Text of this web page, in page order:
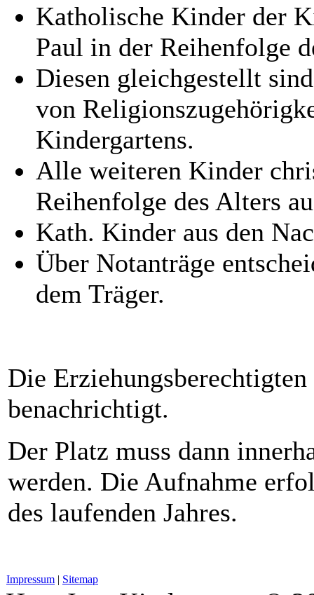
Katholische Kinder der
Paul in der Reihenfolge
Diesen gleichgestellt
von
Kindergartens.
Alle weiteren Kinder
Reihenfolge des Alters
Kath. Kinder aus den
Über Notanträge
dem Träger.
Die
benachrichtigt.
Der Platz muss dann
werden. Die Aufnahme
des laufenden Jahres.
Impressum | Sitemap